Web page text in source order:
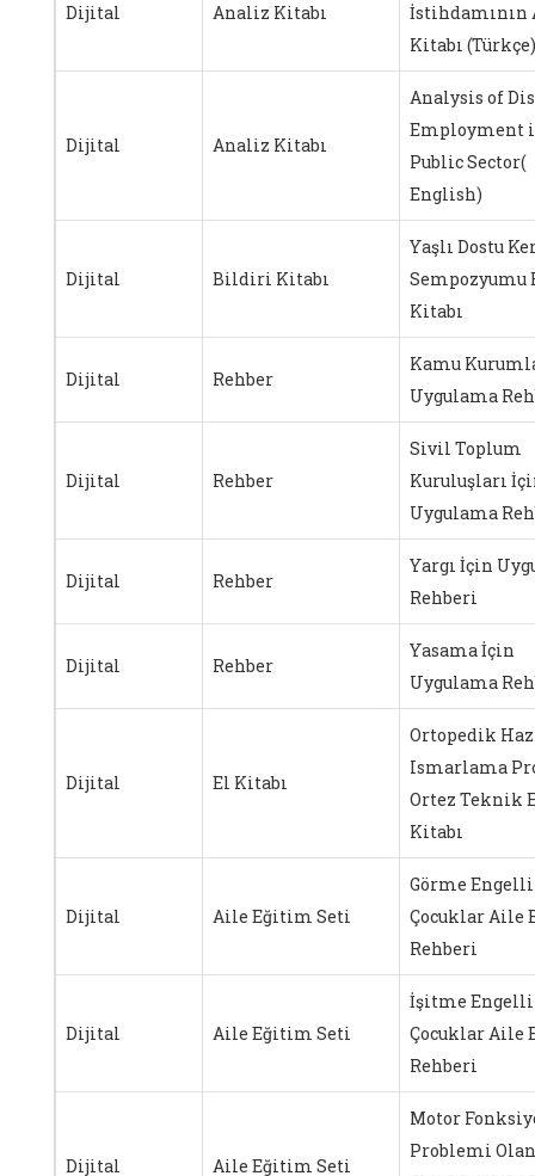
Dijital Analiz Kitabı
Kitabı (Türkçe)
Dijital Analiz Kitabı
Analysis of
Employment
Public Sector(
English)
Dijital Bildiri Kitabı
Yaşlı Dostu
Kitabı
Dijital Rehber
Kamu
Uygulama
Dijital Rehber
Sivil Toplum
Kuruluşları
Uygulama
Dijital Rehber
Yargı İçin
Rehberi
Dijital Rehber
Yasama İçin
Uygulama
Dijital El Kitabı
Ortopedik
Ismarlama
Ortez Teknik
Kitabı
Dijital Aile Eğitim Seti
Görme Engelli
Çocuklar Aile
Rehberi
Dijital Aile Eğitim Seti
İşitme Engelli
Çocuklar Aile
Rehberi
Dijital Aile Eğitim Seti
Motor
Problemi Olan